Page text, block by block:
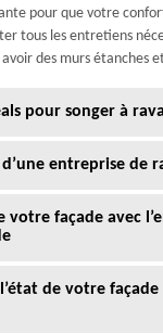
pour que votre
tous les entretiens
des murs étanches
pour songer à
d’une entreprise
votre façade avec
de votre